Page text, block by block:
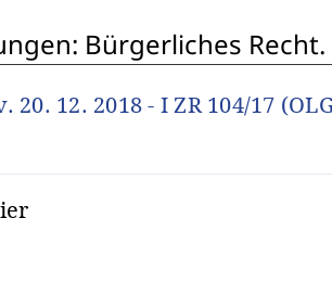
Bürgerliches
20. 12. 2018 - I ZR 104/17